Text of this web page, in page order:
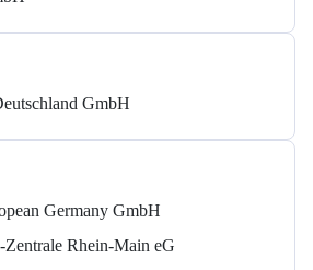
GmbH
Germany GmbH
Zentrale Rhein-Main eG